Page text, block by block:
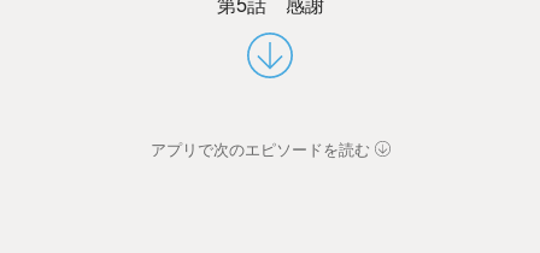
アプリで次のエピソードを読む